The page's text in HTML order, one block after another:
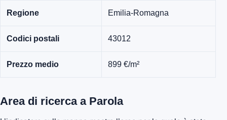
Regione Emilia-Romagna
Codici postali 43012
Prezzo medio 899 €/m²
Area di ricerca a Parola